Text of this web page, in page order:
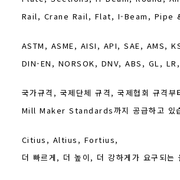
Rail, Crane Rail, Flat, I-Beam, Pipe
ASTM, ASME, AISI, API, SAE, AMS,
DIN-EN, NORSOK, DNV, ABS, GL,
국가규격, 국제단체 규격, 국제협회 규격부
Mill Maker Standards까지 공급하고 있
Citius, Altius, Fortius,
더 빠르게, 더 높이, 더 강하게가 요구되는